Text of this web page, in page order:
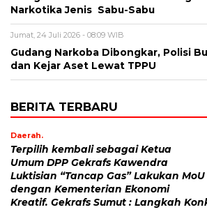
Narkotika Jenis Sabu-Sabu
Jumat, 24 Juli 2026 - 08:09 WIB
Gudang Narkoba Dibongkar, Polisi
dan Kejar Aset Lewat TPPU
BERITA TERBARU
Daerah.
Terpilih kembali sebagai Ketua
Umum DPP Gekrafs Kawendra
Luktisian “Tancap Gas” Lakukan MoU
dengan Kementerian Ekonomi
Kreatif. Gekrafs Sumut : Langkah